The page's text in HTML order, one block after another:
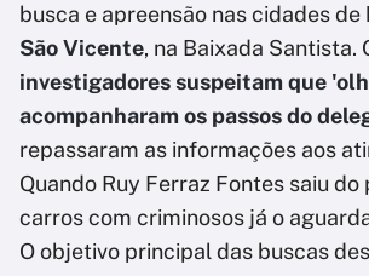
busca e apreensão nas cidades de
São Vicente, na Baixada Santista.
investigadores suspeitam que
acompanharam os passos do
repassaram as informações aos
Quando Ruy Ferraz Fontes saiu do
carros com criminosos já o
O objetivo principal das buscas